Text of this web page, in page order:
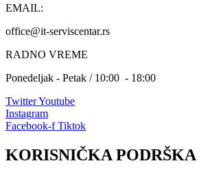
EMAIL:
office@it-serviscentar.rs
RADNO VREME
Ponedeljak - Petak / 10:00 - 18:00
TwitterYoutube
Instagram
Facebook-f Tiktok
KORISNIČKA PODRŠKA